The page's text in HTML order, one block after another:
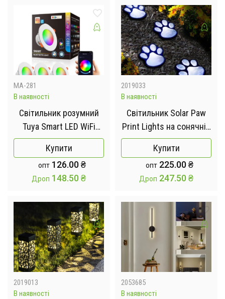
звуку з м'яким
підсвічуванням
MA-281
В наявності
Світильник розумний
Tuya Smart LED WiFi
вбудований 2700-6500
K 10W
Купити
опт 126.00₴
Дроп 148.50₴
2019033
В наявності
Світильник Solar Paw
Print Lights на сонячній
батареї 4 шт
Купити
опт 225.00₴
Дроп 247.50₴
2019013
В наявності
2053685
В наявності